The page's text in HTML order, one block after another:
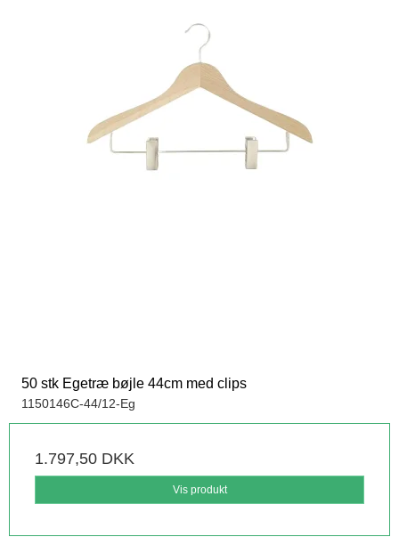
50 stk Egetræ bøjle 44cm med clips
1150146C-44/12-Eg
1.797,50 DKK
Vis produkt